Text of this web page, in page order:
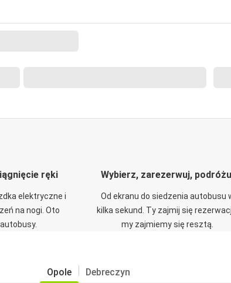
ręki
elektryczne i
na nogi. Oto
Wybierz, zarezerwuj,
Od ekranu do siedzenia autobusu
kilka sekund. Ty zajmij się
my zajmiemy się resztą.
Opole Debreczyn